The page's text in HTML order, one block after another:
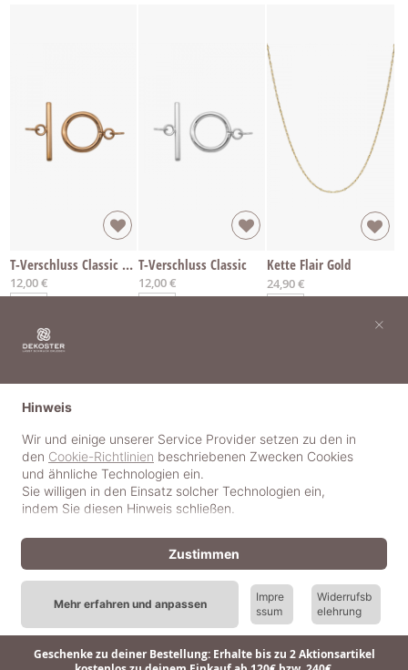
Geschenke zu deiner Bestellung: Erhalte bis zu 2 Aktionsartikel
T-Verschluss Classic Rosé
12,00 €
T-Verschluss Classic
12,00 €
Kette Flair Gold
Ab
24,90 €
Ab
19,90 €
Kette SizeMe Gold
29,90 €
Hinweis
Wir und einige unserer Service Provider setzen zu den in
den Cookie-Richtlinien beschriebenen Zwecken Cookies
und ähnliche Technologien ein.
Sie willigen in den Einsatz solcher Technologien ein,
indem Sie diesen Hinweis schließen.
Mehr erfahren und anpassen
Impre
ssum
Widerrufsb
elehrung
Zustimmen
×